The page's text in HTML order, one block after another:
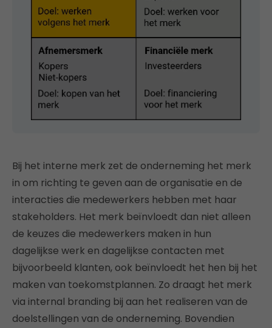
Bij het interne merk zet de onderneming het merk
in om richting te geven aan de organisatie en de
interacties die medewerkers hebben met haar
stakeholders. Het merk beïnvloedt dan niet alleen
de keuzes die medewerkers maken in hun
dagelijkse werk en dagelijkse contacten met
bijvoorbeeld klanten, ook beïnvloedt het hen bij het
maken van toekomstplannen. Zo draagt het merk
via internal branding bij aan het realiseren van de
doelstellingen van de onderneming. Bovendien